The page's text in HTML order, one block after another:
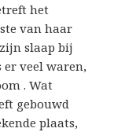
het
van haar
slaap bij
veel waren,
. Wat
gebouwd
plaats,